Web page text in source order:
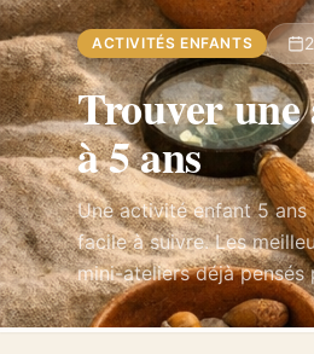
ACTIVITÉS ENFANTS
Trouver
à 5 ans
Une activité enfant 5
facile à suivre. Les
mini-ateliers déjà pensés